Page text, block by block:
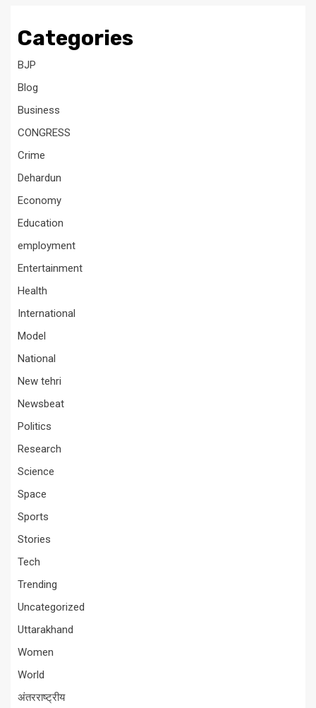
Categories
BJP
Blog
Business
CONGRESS
Crime
Dehardun
Economy
Education
employment
Entertainment
Health
International
Model
National
New tehri
Newsbeat
Politics
Research
Science
Space
Sports
Stories
Tech
Trending
Uncategorized
Uttarakhand
Women
World
अंतरराष्ट्रीय